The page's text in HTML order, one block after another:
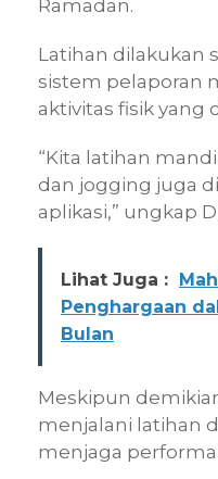
Ramadan.
Latihan dilakukan
sistem pelaporan
aktivitas fisik yang
“Kita latihan
dan jogging juga
aplikasi,” ungkap
Lihat Juga :
Penghargaan
Bulan
Meskipun
menjalani latihan
menjaga